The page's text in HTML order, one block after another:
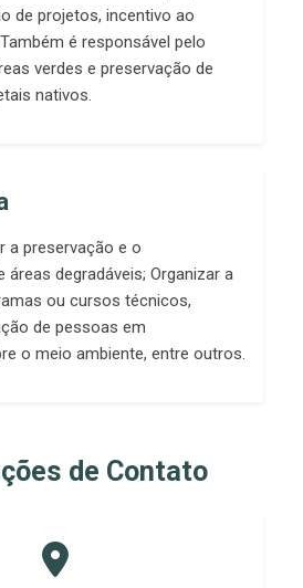
de projetos, incentivo ao
é responsável pelo
verdes e preservação de
nativos.
a preservação e o
degradáveis; Organizar a
ou cursos técnicos,
de pessoas em
o meio ambiente, entre outros.
de Contato